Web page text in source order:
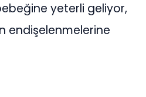
yeterli geliyor,
endişelenmelerine